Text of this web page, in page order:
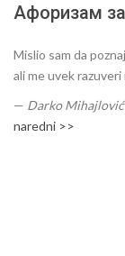
Афоризам
Mislio sam da
ali me uvek
— Darko Mihajlović
naredni >>